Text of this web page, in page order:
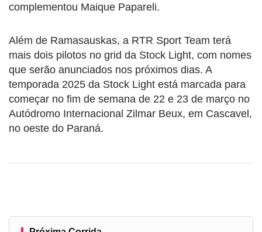
complementou Maique Papareli.
Além de Ramasauskas, a RTR Sport Team terá
mais dois pilotos no grid da Stock Light, com nomes
que serão anunciados nos próximos dias. A
temporada 2025 da Stock Light está marcada para
começar no fim de semana de 22 e 23 de março no
Autódromo Internacional Zilmar Beux, em Cascavel,
no oeste do Paraná.